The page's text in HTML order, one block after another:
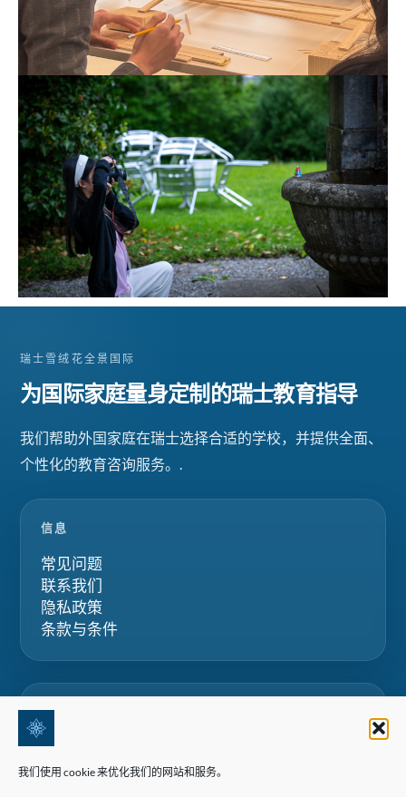
我们使用 cookie 来优化我们的网站和服务。
瑞士雪绒花全景国际
为国际家庭量身定制的瑞士教育指导
我们帮助外国家庭在瑞士选择合适的学校，并提供全面、
个性化的教育咨询服务。.
信息
常见问题
联系我们
隐私政策
条款与条件
私人咨询
与我们的团队交流，获取关于瑞士寄宿学校、夏令
营和家庭教育项目的定制化建议。.